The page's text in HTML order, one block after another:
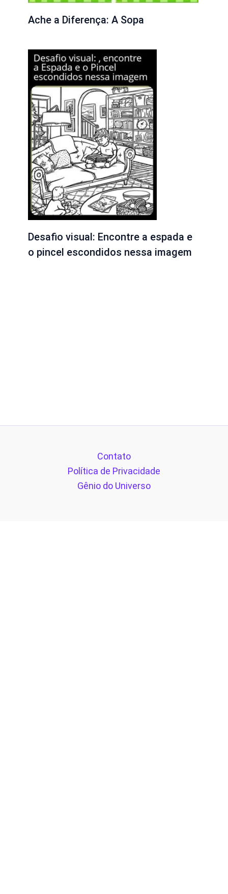
Ache a Diferença: A Sopa
Desafio visual: Encontre a espada e
o pincel escondidos nessa imagem
Contato
Política de Privacidade
Gênio do Universo